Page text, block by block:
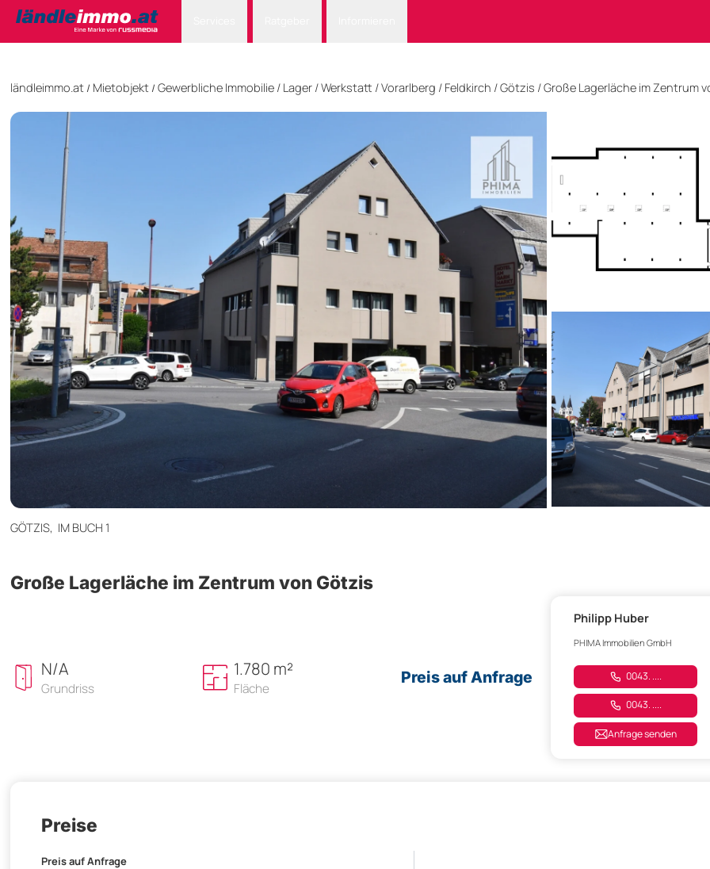
ländleimmo.at / Mietobjekt / Gewerbliche Immobilie / Lager / Werkstatt /Vorarlberg / Feldkirch / Götzis /Große Lagerläche im Zentrum
GÖTZIS, IM BUCH 1
Große Lagerläche im Zentrum von Götzis
N/A
Grundriss
1.780 m²
Fläche
Preis auf Anfrage
Philipp Huber
PHIMA Immobilien GmbH
0043. ....
0043. ....
Anfrage senden
Preise
Preis auf Anfrage